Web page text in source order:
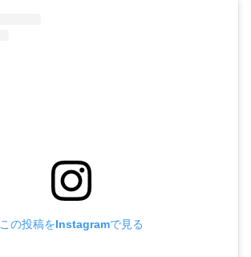
この投稿をInstagramで見る